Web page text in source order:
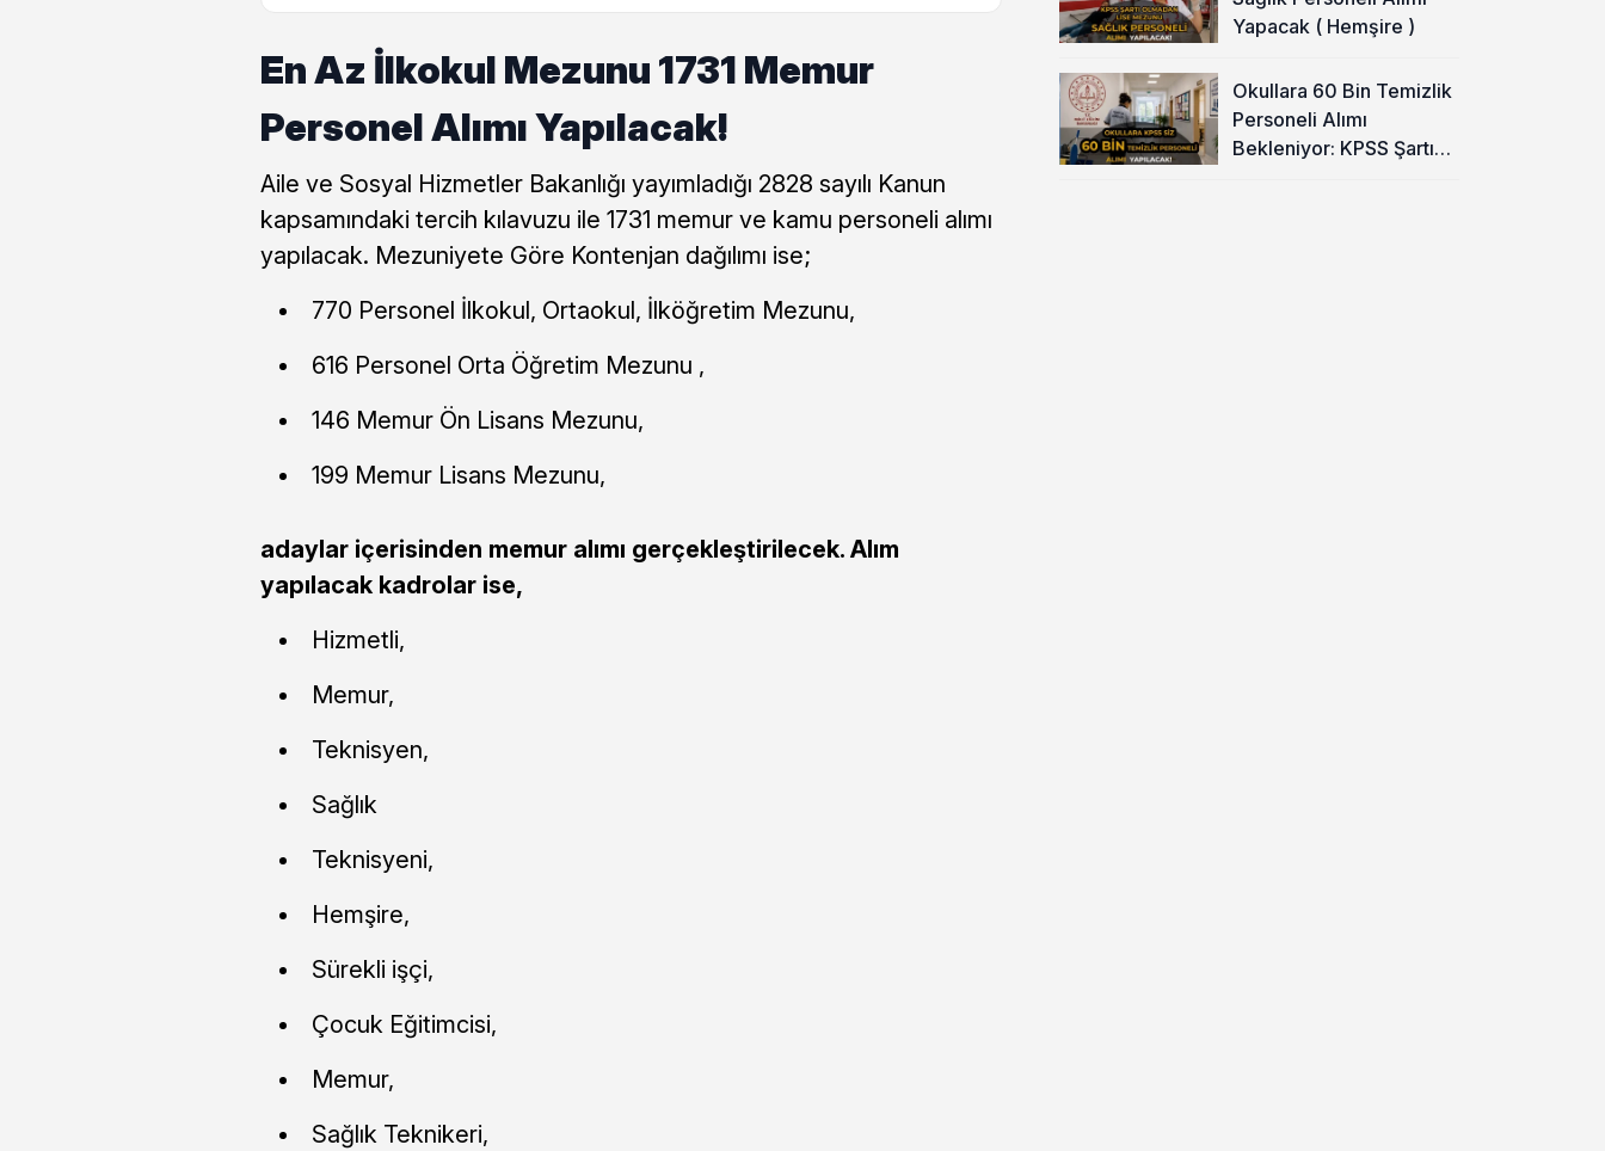
En Az İlkokul Mezunu 1731 Memur
Personel Alımı Yapılacak!
Aile ve Sosyal Hizmetler Bakanlığı yayımladığı 2828 sayılı Kanun
kapsamındaki tercih kılavuzu ile 1731 memur ve kamu personeli alımı
yapılacak. Mezuniyete Göre Kontenjan dağılımı ise;
770 Personel İlkokul, Ortaokul, İlköğretim Mezunu,
616 Personel Orta Öğretim Mezunu ,
146 Memur Ön Lisans Mezunu,
199 Memur Lisans Mezunu,
adaylar içerisinden memur alımı gerçekleştirilecek. Alım
yapılacak kadrolar ise,
Hizmetli,
Memur,
Teknisyen,
Sağlık
Teknisyeni,
Hemşire,
Sürekli işçi,
Çocuk Eğitimcisi,
Memur,
Sağlık Teknikeri,
Yapacak ( Hemşire )
Okullara 60 Bin Temizlik
Personeli Alımı
Bekleniyor: KPSS Şartı